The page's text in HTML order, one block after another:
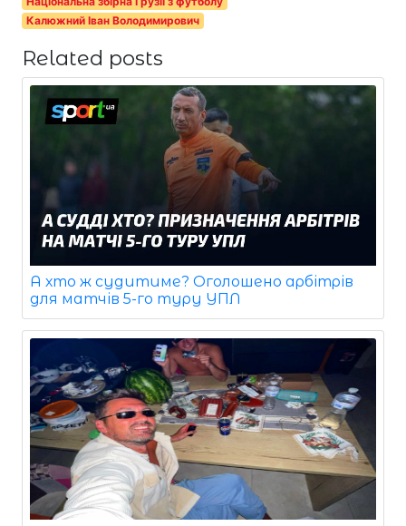
Калюжний Іван Володимирович
Related posts
А хто ж судитиме? Оголошено арбітрів
для матчів 5-го туру УПЛ